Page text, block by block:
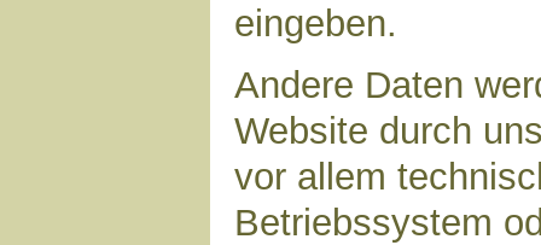
eingeben.
Andere Daten
Website durch
vor allem
Betriebssystem